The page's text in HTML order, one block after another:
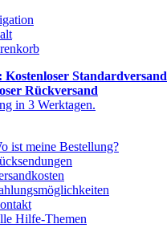
Kostenloser Standardversand
Rückversand
in 3 Werktagen.
ist meine Bestellung?
Hilfe-Themen